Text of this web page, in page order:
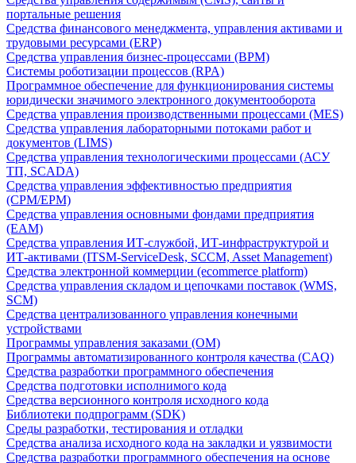
портальные решения
Средства финансового менеджмента, управления активами и
трудовыми ресурсами (ERP)
Средства управления бизнес-процессами (BPM)
Системы роботизации процессов (RPA)
Программное обеспечение для функционирования системы
юридически значимого электронного документооборота
Средства управления производственными процессами (MES)
Средства управления лабораторными потоками работ и
документов (LIMS)
Средства управления технологическими процессами (АСУ
ТП, SCADA)
Средства управления эффективностью предприятия
(CPM/EPM)
Средства управления основными фондами предприятия
(EAM)
Средства управления ИТ-службой, ИТ-инфраструктурой и
ИТ-активами (ITSM-ServiceDesk, SCCM, Asset Management)
Средства электронной коммерции (ecommerce platform)
Средства управления складом и цепочками поставок (WMS,
SCM)
Средства централизованного управления конечными
устройствами
Программы управления заказами (OM)
Программы автоматизированного контроля качества (CAQ)
Средства разработки программного обеспечения
Средства подготовки исполнимого кода
Средства версионного контроля исходного кода
Библиотеки подпрограмм (SDK)
Среды разработки, тестирования и отладки
Средства анализа исходного кода на закладки и уязвимости
Средства разработки программного обеспечения на основе